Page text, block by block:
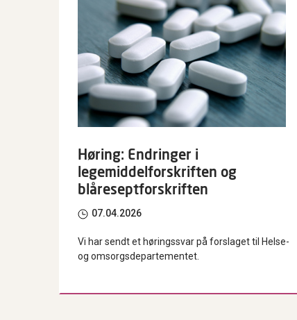
Høring: Endringer i
legemiddelforskriften og
blåreseptforskriften
07.04.2026
Vi har sendt et høringssvar på forslaget til Helse-
og omsorgsdepartementet.